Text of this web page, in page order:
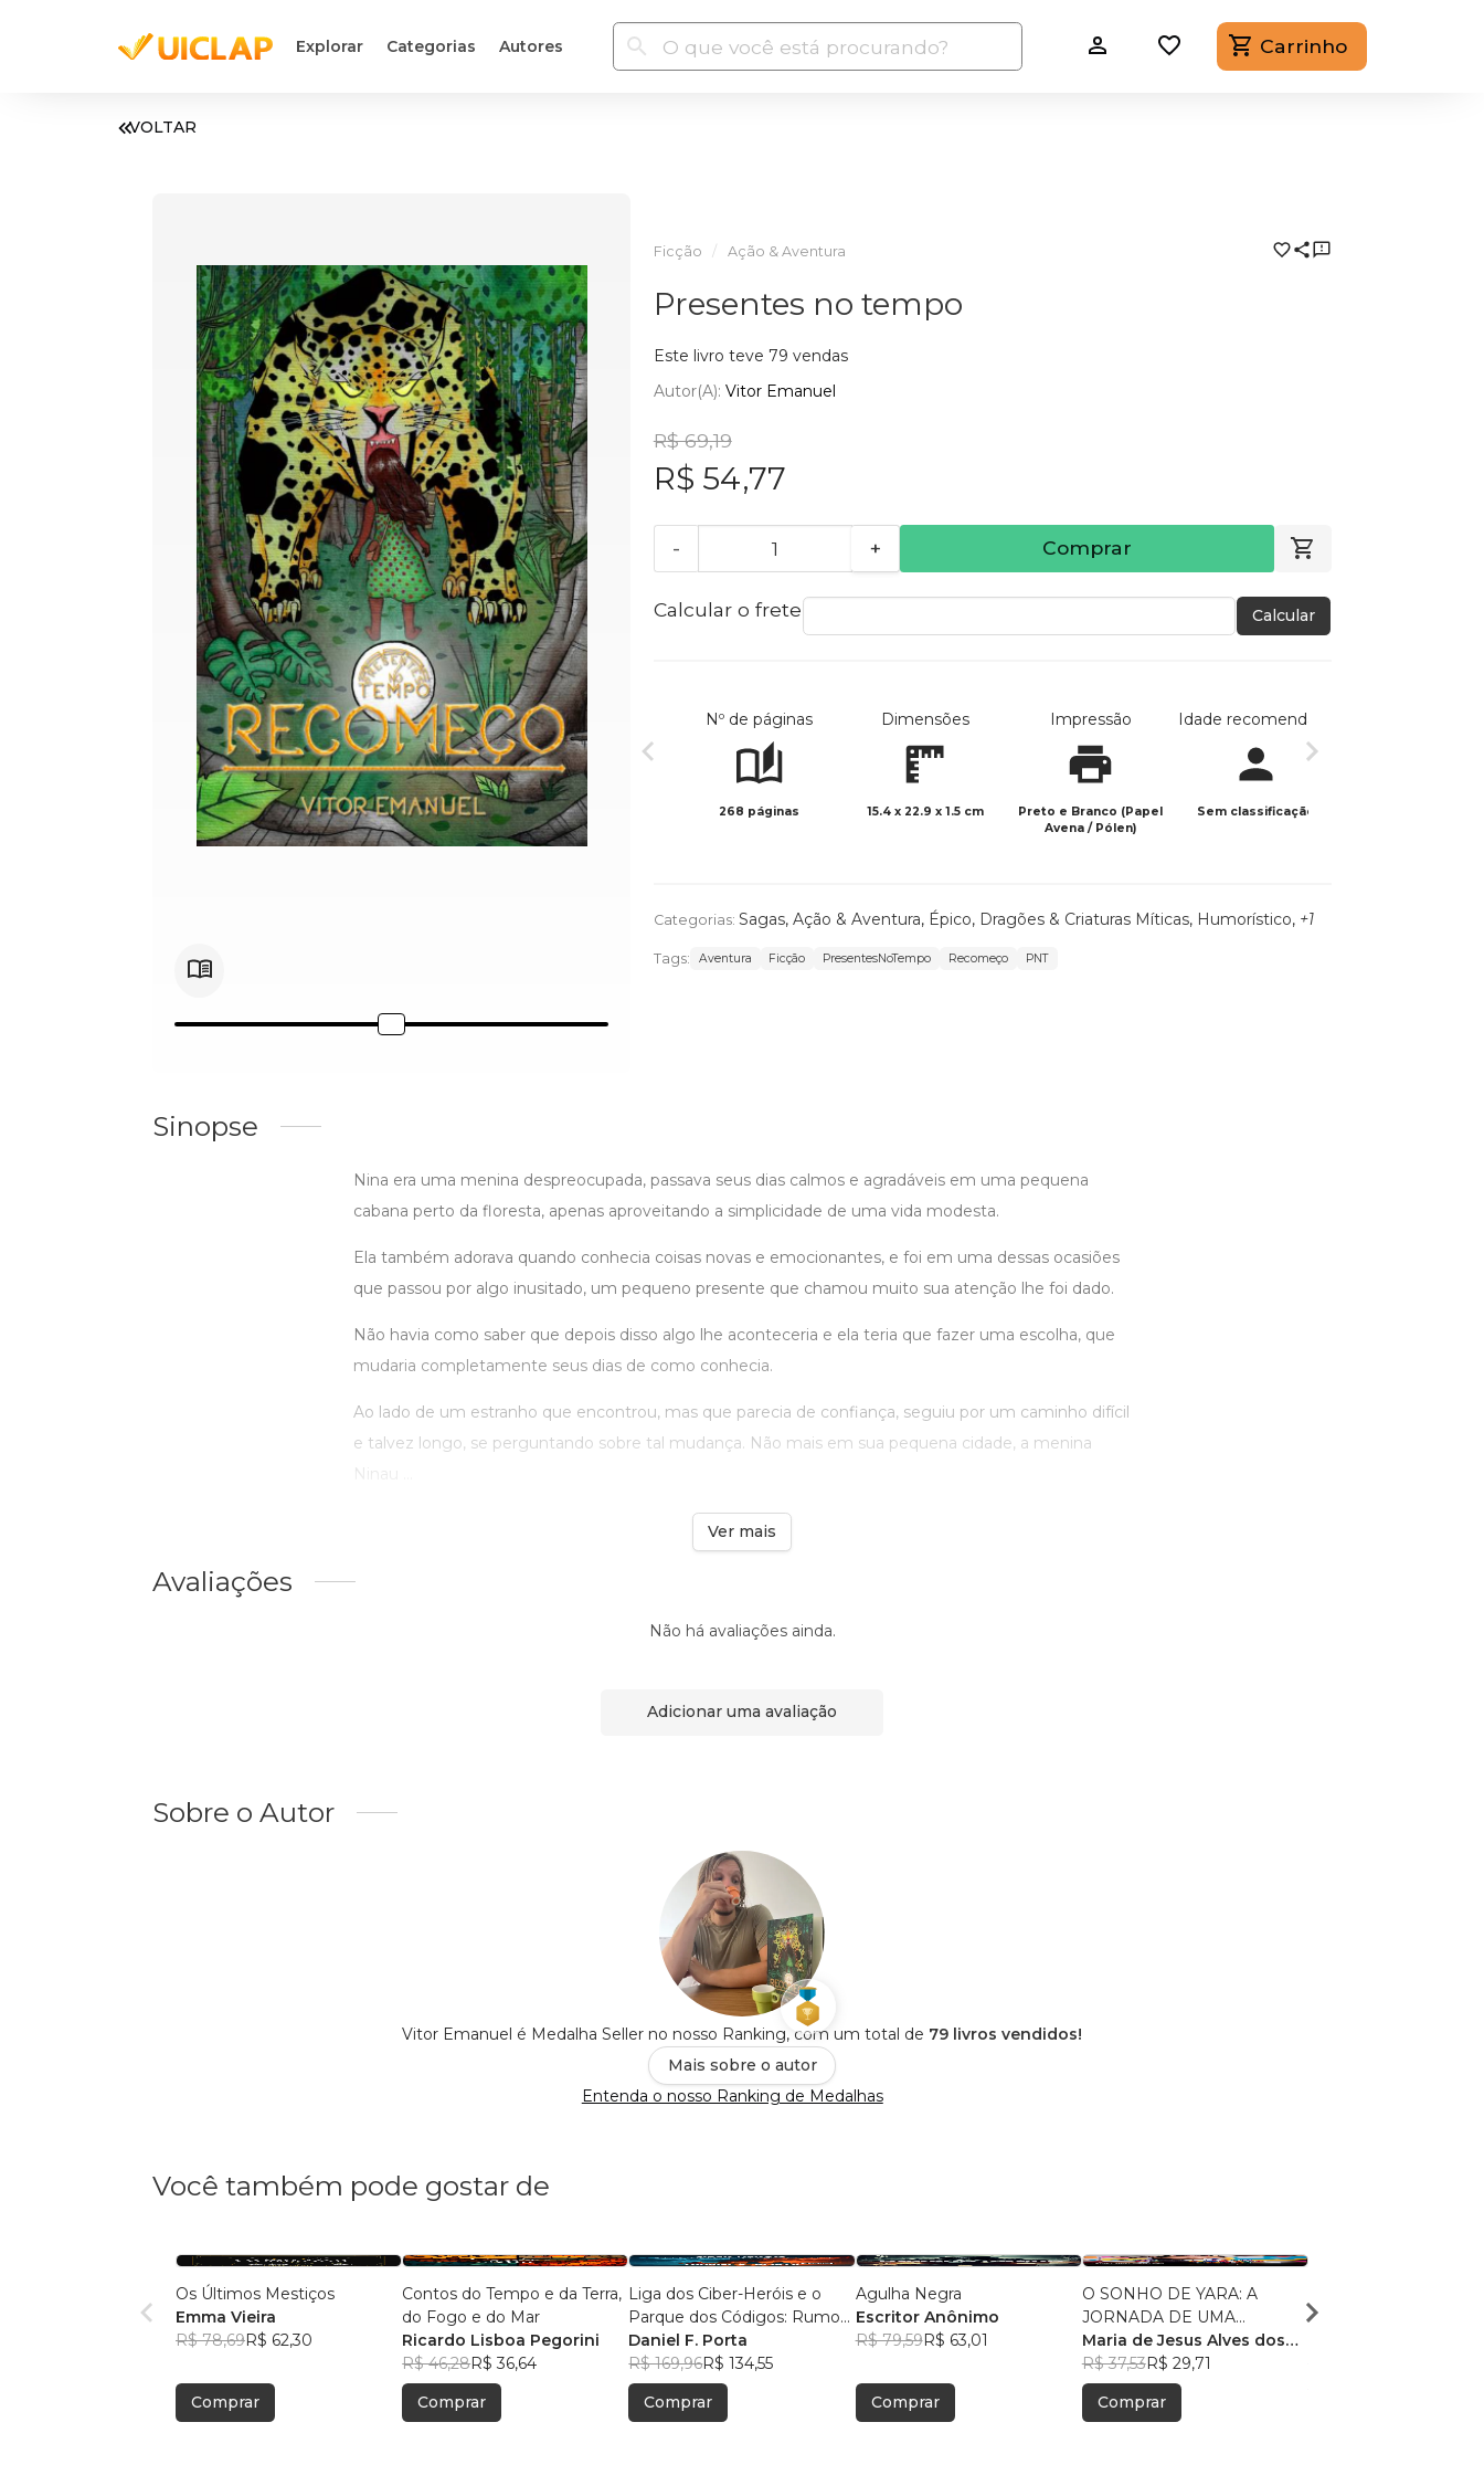
Explorar Categorias Autores Carrinho
VOLTAR
Ficção Ação & Aventura
Presentes no tempo
Este livro teve 79 vendas
Autor(a): Vitor Emanuel
R$ 69,19
R$ 54,77
- + Comprar
Calcular o frete Calcular
Nº de páginas
268 páginas
Dimensões
15.4 x 22.9 x 1.5 cm
Impressão
Preto e Branco (Papel
Avena / Pólen)
Idade recomendada
Sem classificação
Categorias: Sagas, Ação & Aventura, Épico, Dragões & Criaturas Míticas, Humorístico, +1
Tags: Aventura Ficção PresentesNoTempo Recomeço PNT
Sinopse
Nina era uma menina despreocupada, passava seus dias calmos e agradáveis em uma pequena
cabana perto da floresta, apenas aproveitando a simplicidade de uma vida modesta.
Ela também adorava quando conhecia coisas novas e emocionantes, e foi em uma dessas ocasiões
que passou por algo inusitado, um pequeno presente que chamou muito sua atenção lhe foi dado.
Não havia como saber que depois disso algo lhe aconteceria e ela teria que fazer uma escolha, que
mudaria completamente seus dias de como conhecia.
Ao lado de um estranho que encontrou, mas que parecia de confiança, seguiu por um caminho difícil
e talvez longo, se perguntando sobre tal mudança. Não mais em sua pequena cidade, a menina
Ninau ...
Ver mais
Avaliações
Não há avaliações ainda.
Adicionar uma avaliação
Sobre o Autor
Vitor Emanuel é Medalha Seller no nosso Ranking, com um total de 79 livros vendidos!
Mais sobre o autor
Entenda o nosso Ranking de Medalhas
Você também pode gostar de
Os Últimos Mestiços
Emma Vieira
R$ 78,69R$ 62,30
Comprar
Contos do Tempo e da Terra,
do Fogo e do Mar
Ricardo Lisboa Pegorini
R$ 46,28R$ 36,64
Comprar
Liga dos Ciber-Heróis e o
Parque dos Códigos: Rumo
ao Desconhecido
Daniel F. Porta
R$ 169,96R$ 134,55
Comprar
Agulha Negra
Escritor Anônimo
R$ 79,59R$ 63,01
Comprar
O SONHO DE YARA: A
JORNADA DE UMA
MENINA INDÍGENA
Maria de Jesus Alves dos
Santos
R$ 37,53R$ 29,71
Comprar
Minhas Partes